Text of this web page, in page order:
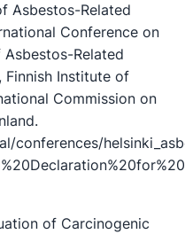
Asbestos-Related
Conference on
Related
Finnish Institute of
Commission on
conferences/
of Carcinogenic